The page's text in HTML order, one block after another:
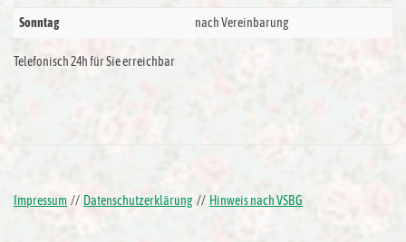
Sonntag nach Vereinbarung
Telefonisch 24h für Sie erreichbar
Impressum // Datenschutzerklärung // Hinweis nach VSBG